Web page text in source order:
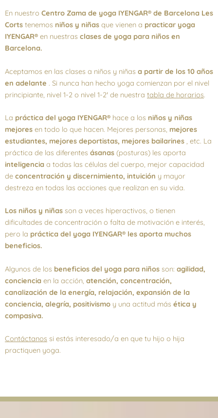
En nuestro Centro Zama de yoga IYENGAR® de Barcelona Les
Corts tenemos niños y niñas que vienen a practicar yoga
IYENGAR® en nuestras clases de yoga para niños en
Barcelona.
Aceptamos en las clases a niños y niñas a partir de los 10 años
en adelante . Si nunca han hecho yoga comienzan por el nivel
principiante, nivel 1-2 o nivel 1-2′ de nuestra tabla de horarios.
La práctica del yoga IYENGAR® hace a los niños y niñas
mejores en todo lo que hacen. Mejores personas, mejores
estudiantes, mejores deportistas, mejores bailarines , etc. La
práctica de las diferentes ásanas (posturas) les aporta
inteligencia a todas las células del cuerpo, mejor capacidad
de concentración y discernimiento, intuición y mayor
destreza en todas las acciones que realizan en su vida.
Los niños y niñas son a veces hiperactivos, o tienen
dificultades de concentración o falta de motivación e interés,
pero la práctica del yoga IYENGAR® les aporta muchos
beneficios.
Algunos de los beneficios del yoga para niños son: agilidad,
conciencia en la acción, atención, concentración,
canalización de la energía, relajación, expansión de la
conciencia, alegría, positivismo y una actitud más ética y
compasiva.
Contáctanos si estás interesado/a en que tu hijo o hija
practiquen yoga.